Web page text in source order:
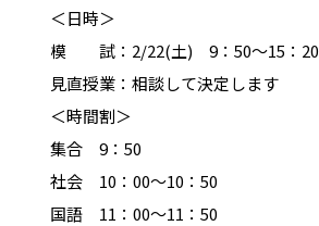
＜日時＞
模 試：2/22(土) 9：50～15：20
見直授業：相談して決定します
＜時間割＞
集合 9：50
社会 10：00～10：50
国語 11：00～11：50